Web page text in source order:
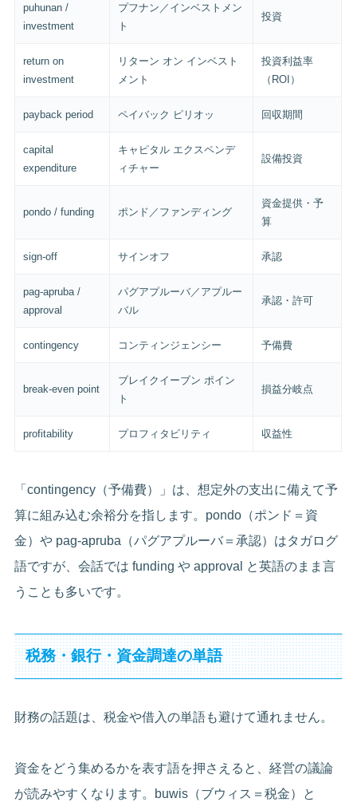
puhunan /
investment
プフナン／インベストメン
ト
投資
return on
investment
リターン オン インベスト
メント
投資利益率
（ROI）
payback period ペイバック ピリオッ 回収期間
capital
expenditure
キャピタル エクスペンデ
ィチャー
設備投資
pondo / funding ポンド／ファンディング
資金提供・予
算
sign-off サインオフ 承認
pag-apruba /
approval
パグアプルーバ／アプルー
バル
承認・許可
contingency コンティンジェンシー 予備費
break-even point
ブレイクイーブン ポイン
ト
損益分岐点
profitability プロフィタビリティ 収益性
「contingency（予備費）」は、想定外の支出に備えて予
算に組み込む余裕分を指します。pondo（ポンド＝資
金）や pag-apruba（パグアプルーバ＝承認）はタガログ
語ですが、会話では funding や approval と英語のまま言
うことも多いです。
税務・銀行・資金調達の単語
財務の話題は、税金や借入の単語も避けて通れません。
資金をどう集めるかを表す語を押さえると、経営の議論
が読みやすくなります。buwis（ブウィス＝税金）と